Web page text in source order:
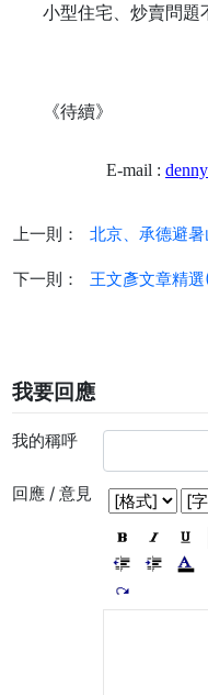
小型住宅、炒賣問題
《待續》
E-mail :
上一則： 北京、承德避暑
下一則： 王文彥文章精選
我要回應
我的稱呼
回應 / 意見